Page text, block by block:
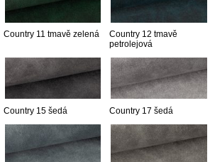
Country 11 tmavě zelená
Country 12 tmavě
petrolejová
Country 15 šedá Country 17 šedá